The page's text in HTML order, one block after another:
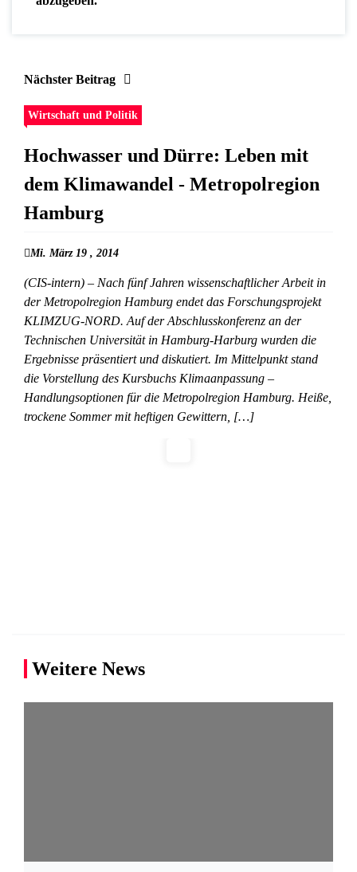
Nächster Beitrag
Wirtschaft und Politik
Hochwasser und Dürre: Leben mit
dem Klimawandel - Metropolregion
Hamburg
Mi. März 19 , 2014
(CIS-intern) – Nach fünf Jahren wissenschaftlicher Arbeit in
der Metropolregion Hamburg endet das Forschungsprojekt
KLIMZUG-NORD. Auf der Abschlusskonferenz an der
Technischen Universität in Hamburg-Harburg wurden die
Ergebnisse präsentiert und diskutiert. Im Mittelpunkt stand
die Vorstellung des Kursbuchs Klimaanpassung –
Handlungsoptionen für die Metropolregion Hamburg. Heiße,
trockene Sommer mit heftigen Gewittern, […]
Weitere News